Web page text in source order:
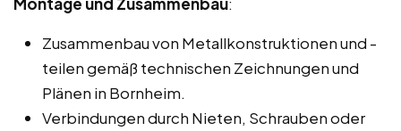
Zusammenbau von Metallkonstruktionen und -
teilen gemäß technischen Zeichnungen und
Plänen in Bornheim.
Verbindungen durch Nieten, Schrauben oder